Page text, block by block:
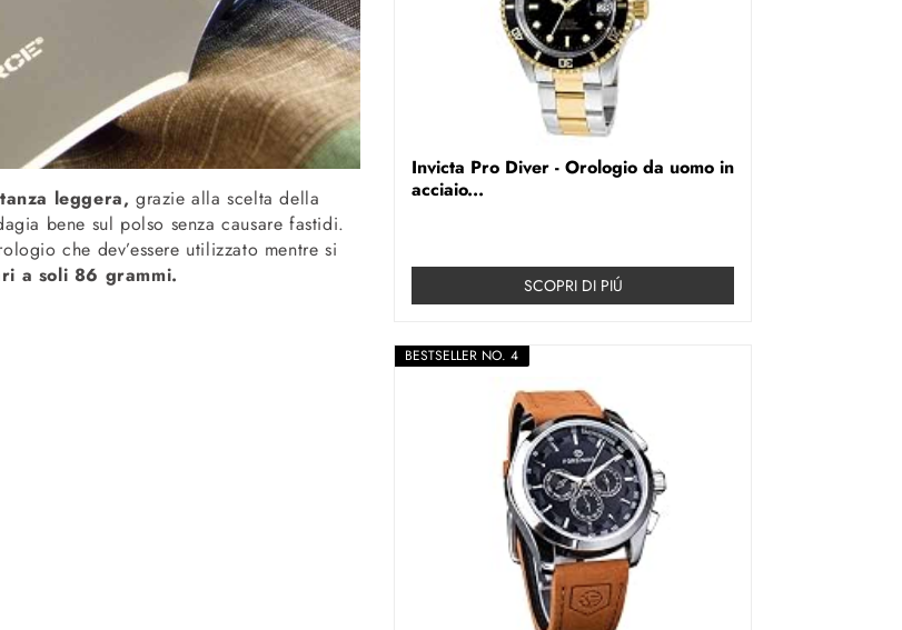
leggera, grazie alla scelta della
bene sul polso senza causare fastidi.
che dev’essere utilizzato mentre si
a soli 86 grammi.
Invicta Pro Diver - Orologio da uomo in
acciaio...
SCOPRI DI PIÚ
BESTSELLER NO. 4